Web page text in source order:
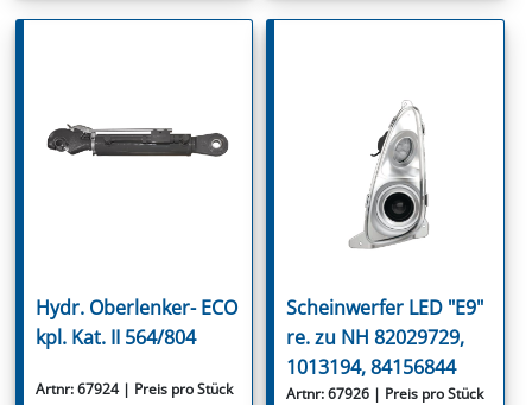
Hydr. Oberlenker- ECO
kpl. Kat. II 564/804
Artnr: 67924 | Preis pro Stück
Scheinwerfer LED "E9"
re. zu NH 82029729,
1013194, 84156844
Artnr: 67926 | Preis pro Stück